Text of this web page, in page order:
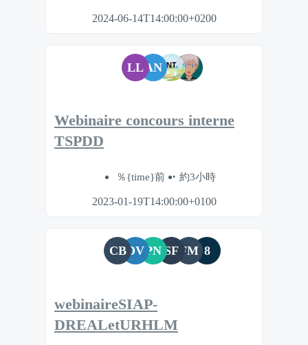
2024-06-14T14:00:00+0200
LL AN
Webinaire concours interne
TSPDD
％{time}前 約3小時
2023-01-19T14:00:00+0100
CB DV PN SF FM 8
webinaireSIAP-
DREALetURHLM